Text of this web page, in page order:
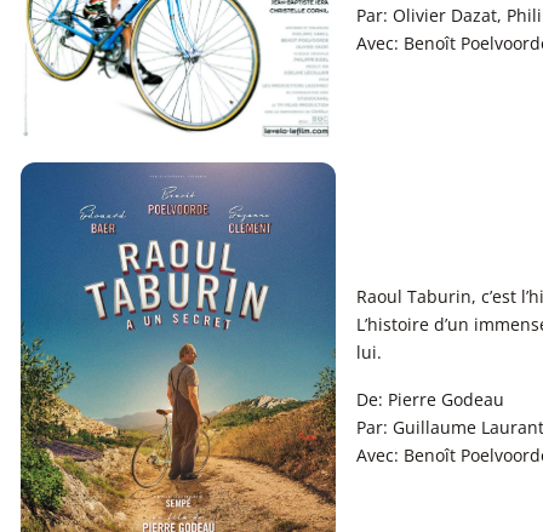
Par: Olivier Dazat,
Avec: Benoît
Raoul Taburin, c’est
L’histoire d’un
lui.
De: Pierre Godeau
Par: Guillaume Laurant
Avec: Benoît